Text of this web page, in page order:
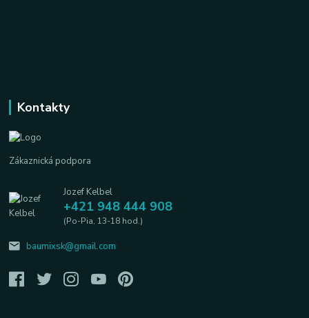
Kontakty
Zákaznická podpora
Jozef Kelbel
+421 948 444 908
(Po-Pia, 13-18 hod.)
baumixsk@gmail.com